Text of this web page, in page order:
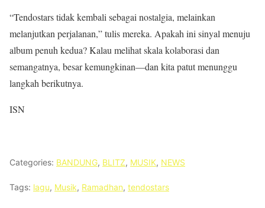
“Tendostars tidak kembali sebagai nostalgia, melainkan
melanjutkan perjalanan,” tulis mereka. Apakah ini sinyal menuju
album penuh kedua? Kalau melihat skala kolaborasi dan
semangatnya, besar kemungkinan—dan kita patut menunggu
langkah berikutnya.
ISN
Categories: BANDUNG, BLITZ, MUSIK, NEWS
Tags: lagu, Musik, Ramadhan, tendostars